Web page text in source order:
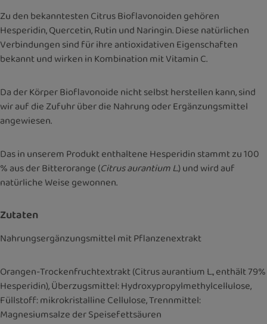
Zu den bekanntesten Citrus Bioflavonoiden gehören
Hesperidin, Quercetin, Rutin und Naringin. Diese natürlichen
Verbindungen sind für ihre antioxidativen Eigenschaften
bekannt und wirken in Kombination mit Vitamin C.
Da der Körper Bioflavonoide nicht selbst herstellen kann, sind
wir auf die Zufuhr über die Nahrung oder Ergänzungsmittel
angewiesen.
Das in unserem Produkt enthaltene Hesperidin stammt zu 100
% aus der Bitterorange (Citrus aurantium L.) und wird auf
natürliche Weise gewonnen.
Zutaten
Nahrungsergänzungsmittel mit Pflanzenextrakt
Orangen-Trockenfruchtextrakt (Citrus aurantium L., enthält 79%
Hesperidin), Überzugsmittel: Hydroxypropylmethylcellulose,
Füllstoff: mikrokristalline Cellulose, Trennmittel:
Magnesiumsalze der Speisefettsäuren